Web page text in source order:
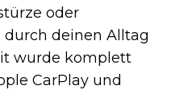
oder
deinen Alltag
wurde komplett
CarPlay und